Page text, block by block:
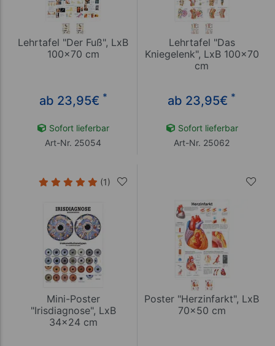
Lehrtafel "Der Fuß", LxB
100x70 cm
ab 23,95€ *
Sofort lieferbar
Art-Nr. 25054
Lehrtafel "Das
Kniegelenk", LxB 100x70
cm
ab 23,95€ *
Sofort lieferbar
Art-Nr. 25062
(1)
Mini-Poster
"Irisdiagnose", LxB
34x24 cm
Poster "Herzinfarkt", LxB
70x50 cm